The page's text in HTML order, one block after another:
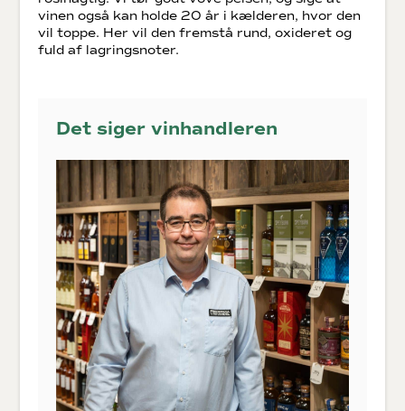
vinen også kan holde 20 år i kælderen, hvor den
vil toppe. Her vil den fremstå rund, oxideret og
fuld af lagringsnoter.
Det siger vinhandleren